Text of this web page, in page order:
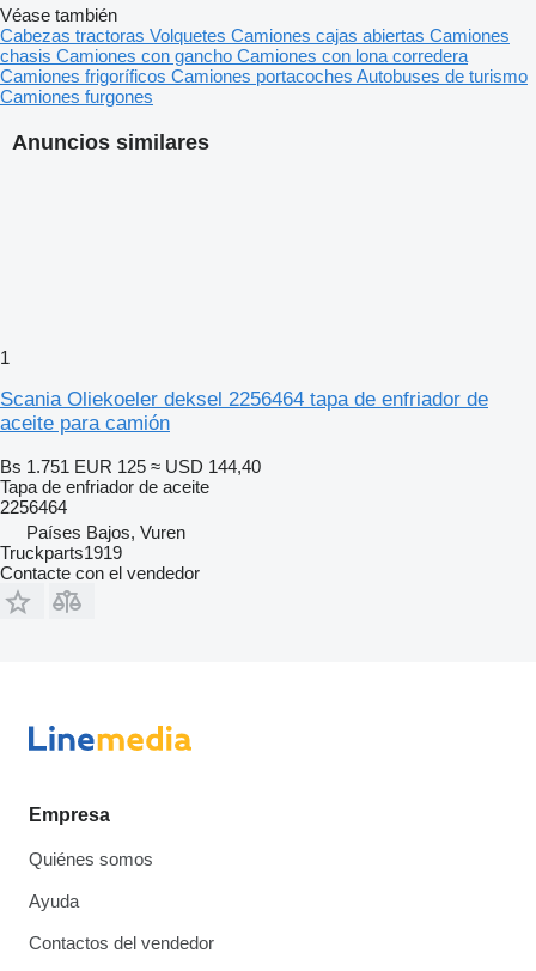
Anuncios similares
1
Scania Oliekoeler deksel 2256464 tapa de enfriador de
aceite para camión
Bs 1.751 EUR 125 ≈ USD 144,40
Tapa de enfriador de aceite
2256464
Países Bajos, Vuren
Truckparts1919
Contacte con el vendedor
Véase también
Cabezas tractoras Volquetes Camiones cajas abiertas Camiones
chasis Camiones con gancho Camiones con lona corredera
Camiones frigoríficos Camiones portacoches Autobuses de turismo
Camiones furgones
Empresa
Quiénes somos
Ayuda
Contactos del vendedor